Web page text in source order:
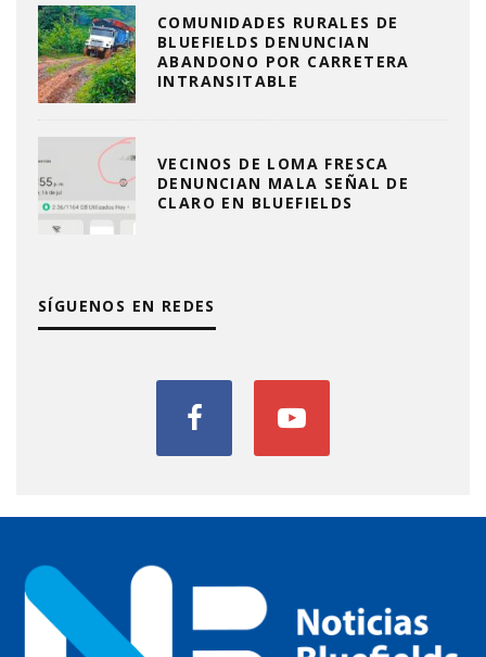
COMUNIDADES RURALES DE
BLUEFIELDS DENUNCIAN
ABANDONO POR CARRETERA
INTRANSITABLE
VECINOS DE LOMA FRESCA
DENUNCIAN MALA SEÑAL DE
CLARO EN BLUEFIELDS
SÍGUENOS EN REDES